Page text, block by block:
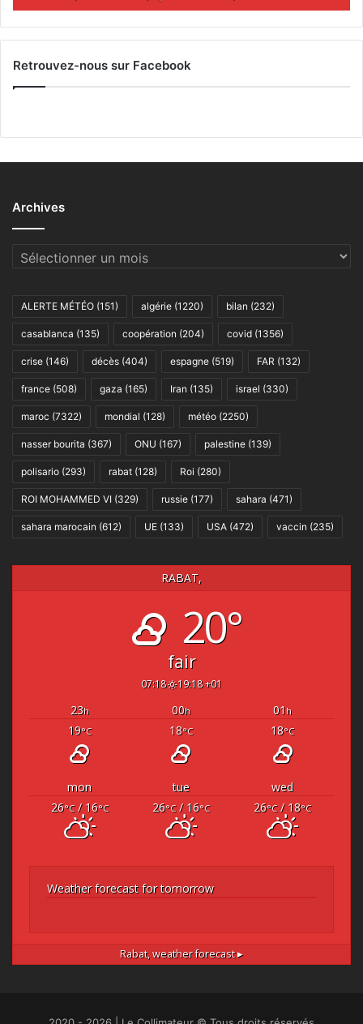
Retrouvez-nous sur Facebook
Archives
Archives
ALERTE MÉTÉO (151) algérie (1220) bilan (232)
casablanca (135) coopération (204) covid (1356)
crise (146) décès (404) espagne (519) FAR (132)
france (508) gaza (165) Iran (135) israel (330)
maroc (7322) mondial (128) météo (2250)
nasser bourita (367) ONU (167) palestine (139)
polisario (293) rabat (128) Roi (280)
ROI MOHAMMED VI (329) russie (177) sahara (471)
sahara marocain (612) UE (133) USA (472) vaccin (235)
RABAT,
20°
fair
07:18 19:18 +01
23h 00h 01 h
19°C 18°C 18°C
mon tue
wed
26°C/ 16°C 26°C/ 16°C 26°C/ 18°C
Weather forecast for tomorrow
Rabat,weather forecast ▸